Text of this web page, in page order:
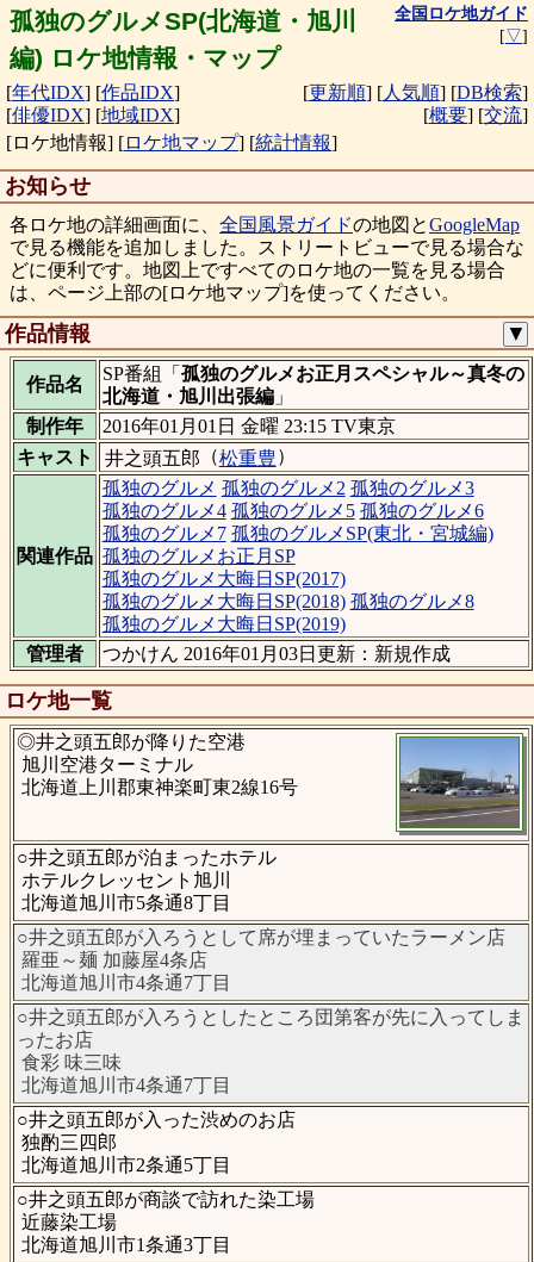
孤独のグルメSP(北海道・旭川
編) ロケ地情報・マップ
全国ロケ地ガイド
[▽]
[年代IDX] [作品IDX]
[俳優IDX] [地域IDX]
[更新順] [人気順] [DB検索]
[概要] [交流]
[ロケ地情報] [ロケ地マップ] [統計情報]
お知らせ
各ロケ地の詳細画面に、 全国風景ガイドの地図とGoogleMap
で見る機能を追加しました。ストリートビューで見る場合な
どに便利です。地図上ですべてのロケ地の一覧を見る場合
は、ページ上部の[ロケ地マップ]を使ってください。
作品情報 ▼
作品名
SP番組「 孤独のグルメお正月スペシャル～真冬の
北海道・旭川出張編」
制作年
2016年01月01日 金曜 23:15 TV東京
キャスト
井之頭五郎 （松重豊）
関連作品
孤独のグルメ 孤独のグルメ2 孤独のグルメ3
孤独のグルメ4 孤独のグルメ5 孤独のグルメ6
孤独のグルメ7 孤独のグルメSP(東北・宮城編)
孤独のグルメお正月SP
孤独のグルメ大晦日SP(2017)
孤独のグルメ大晦日SP(2018) 孤独のグルメ8
孤独のグルメ大晦日SP(2019)
管理者
つかけん 2016年01月03日更新：新規作成
ロケ地一覧
◎井之頭五郎が降りた空港
旭川空港ターミナル
北海道上川郡東神楽町東2線16号
○井之頭五郎が泊まったホテル
ホテルクレッセント旭川
北海道旭川市5条通8丁目
○井之頭五郎が入ろうとして席が埋まっていたラーメン店
羅亜～麺 加藤屋4条店
北海道旭川市4条通7丁目
○井之頭五郎が入ろうとしたところ団第客が先に入ってしま
ったお店
食彩 味三味
北海道旭川市4条通7丁目
○井之頭五郎が入った渋めのお店
独酌三四郎
北海道旭川市2条通5丁目
○井之頭五郎が商談で訪れた染工場
近藤染工場
北海道旭川市1条通3丁目